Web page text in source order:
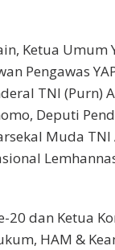
Ketua Umum
Pengawas
TNI (Purn)
Deputi
Muda
20 dan Ketua
HAM &